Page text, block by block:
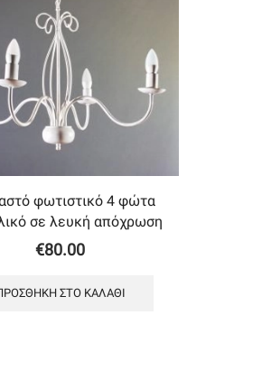
φωτιστικό 4 φώτα
σε λευκή απόχρωση
€80.00
ΣΤΟ ΚΑΛΆΘΙ